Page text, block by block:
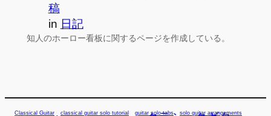
稿
in 日記
知人のホーロー看板に関するページを作成している。
Classical Guitar classical guitar solo tutorial guitar solo tabs solo guitar arrangements